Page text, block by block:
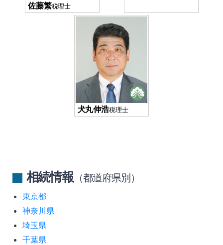
佐藤繁税理士
犬丸伸浩税理士
相続情報 （都道府県別）
東京都
神奈川県
埼玉県
千葉県